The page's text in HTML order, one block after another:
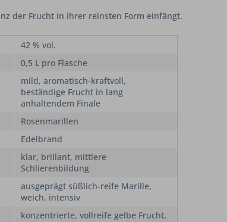
der Frucht in ihrer reinsten Form einfängt.
42 % vol.
0,5 L pro Flasche
mild, aromatisch-kraftvoll,
beständige Frucht in lang
anhaltendem Finale
Rosenmarillen
Edelbrand
klar, brillant, mittlere
Schlierenbildung
ausgeprägt süßlich-reife Marille,
weich, intensiv
konzentrierte, vollreife gelbe Frucht,